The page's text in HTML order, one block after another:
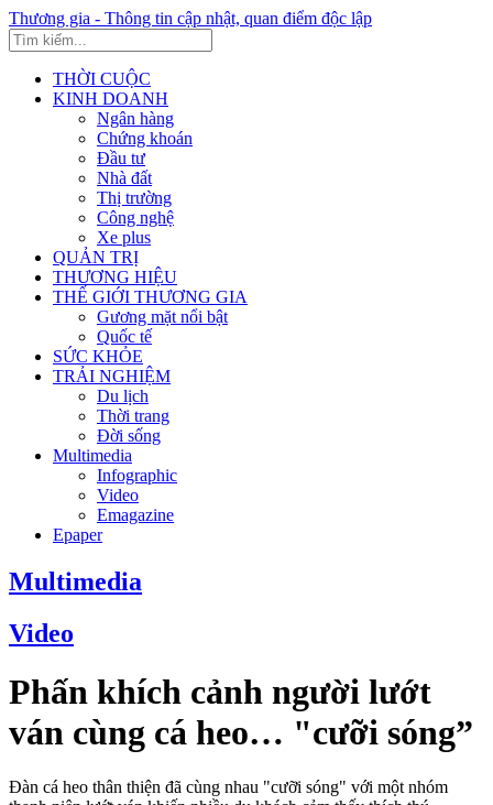
Thương gia - Thông tin cập nhật, quan điểm độc lập
THỜI CUỘC
KINH DOANH
Ngân hàng
Chứng khoán
Đầu tư
Nhà đất
Thị trường
Công nghệ
Xe plus
QUẢN TRỊ
THƯƠNG HIỆU
THẾ GIỚI THƯƠNG GIA
Gương mặt nổi bật
Quốc tế
SỨC KHỎE
TRẢI NGHIỆM
Du lịch
Thời trang
Đời sống
Multimedia
Infographic
Video
Emagazine
Epaper
Multimedia
Video
Phấn khích cảnh người lướt
ván cùng cá heo… "cưỡi sóng”
Đàn cá heo thân thiện đã cùng nhau "cưỡi sóng" với một nhóm